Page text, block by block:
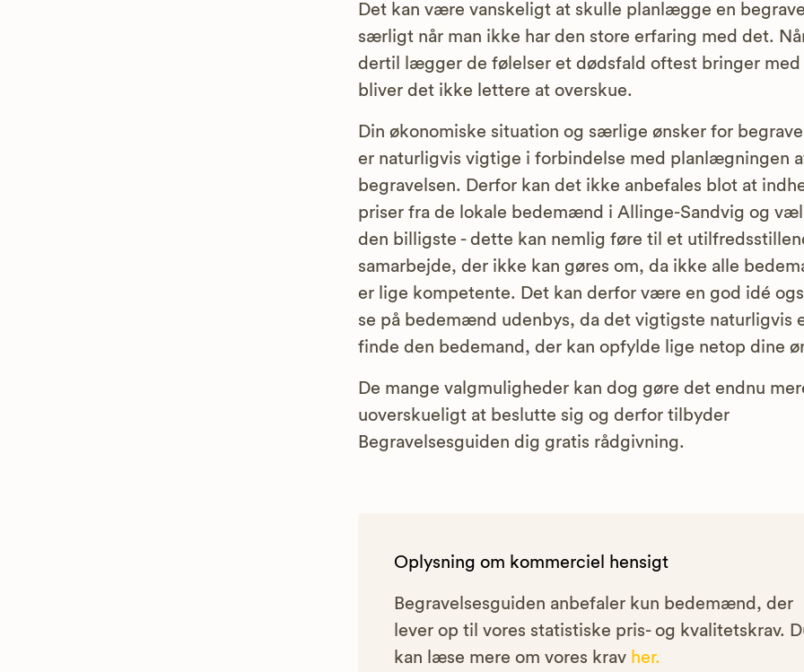
Det kan være vanskeligt at skulle planlægge en
særligt når man ikke har den store erfaring med det.
dertil lægger de følelser et dødsfald oftest bringer med
bliver det ikke lettere at overskue.
Din økonomiske situation og særlige ønsker for
er naturligvis vigtige i forbindelse med planlægningen
begravelsen. Derfor kan det ikke anbefales blot at
priser fra de lokale bedemænd i Allinge-Sandvig og
den billigste - dette kan nemlig føre til et
samarbejde, der ikke kan gøres om, da ikke alle
er lige kompetente. Det kan derfor være en god idé
se på bedemænd udenbys, da det vigtigste naturligvis
finde den bedemand, der kan opfylde lige netop dine
De mange valgmuligheder kan dog gøre det endnu
uoverskueligt at beslutte sig og derfor tilbyder
Begravelsesguiden dig gratis rådgivning.
Oplysning om kommerciel hensigt
Begravelsesguiden anbefaler kun bedemænd, der
lever op til vores statistiske pris- og kvalitetskrav.
kan læse mere om vores krav her.